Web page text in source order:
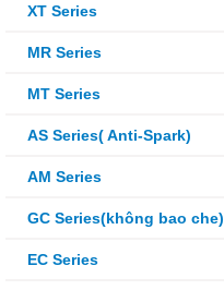
XT Series
MR Series
MT Series
AS Series( Anti-Spark)
AM Series
GC Series(không bao che)
EC Series